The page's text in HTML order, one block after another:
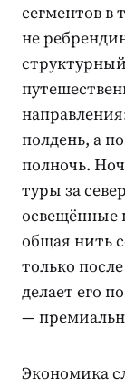
сегментов в
не
полдень, а
полночь.
туры за
освещённые
общая нить
только
делает его
—
Экономика